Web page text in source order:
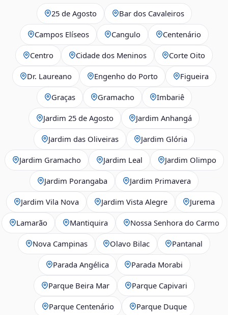
25 de Agosto Bar dos Cavaleiros
Campos Elíseos Cangulo Centenário
Centro Cidade dos Meninos Corte Oito
Dr. Laureano Engenho do Porto Figueira
Graças Gramacho Imbariê
Jardim 25 de Agosto Jardim Anhangá
Jardim das Oliveiras Jardim Glória
Jardim Gramacho Jardim Leal Jardim Olimpo
Jardim Porangaba Jardim Primavera
Jardim Vila Nova Jardim Vista Alegre Jurema
Lamarão Mantiquira Nossa Senhora do Carmo
Nova Campinas Olavo Bilac Pantanal
Parada Angélica Parada Morabi
Parque Beira Mar Parque Capivari
Parque Centenário Parque Duque